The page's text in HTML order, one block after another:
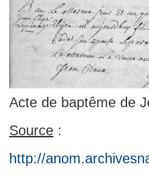
Acte de baptême de
Source:
http://